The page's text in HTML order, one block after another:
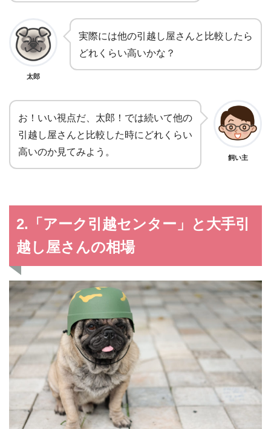
太郎
実際には他の引越し屋さんと比較したら
どれくらい高いかな？
お！いい視点だ、太郎！では続いて他の
引越し屋さんと比較した時にどれくらい
高いのか見てみよう。
飼い主
2.「アーク引越センター」と大手引
越し屋さんの相場